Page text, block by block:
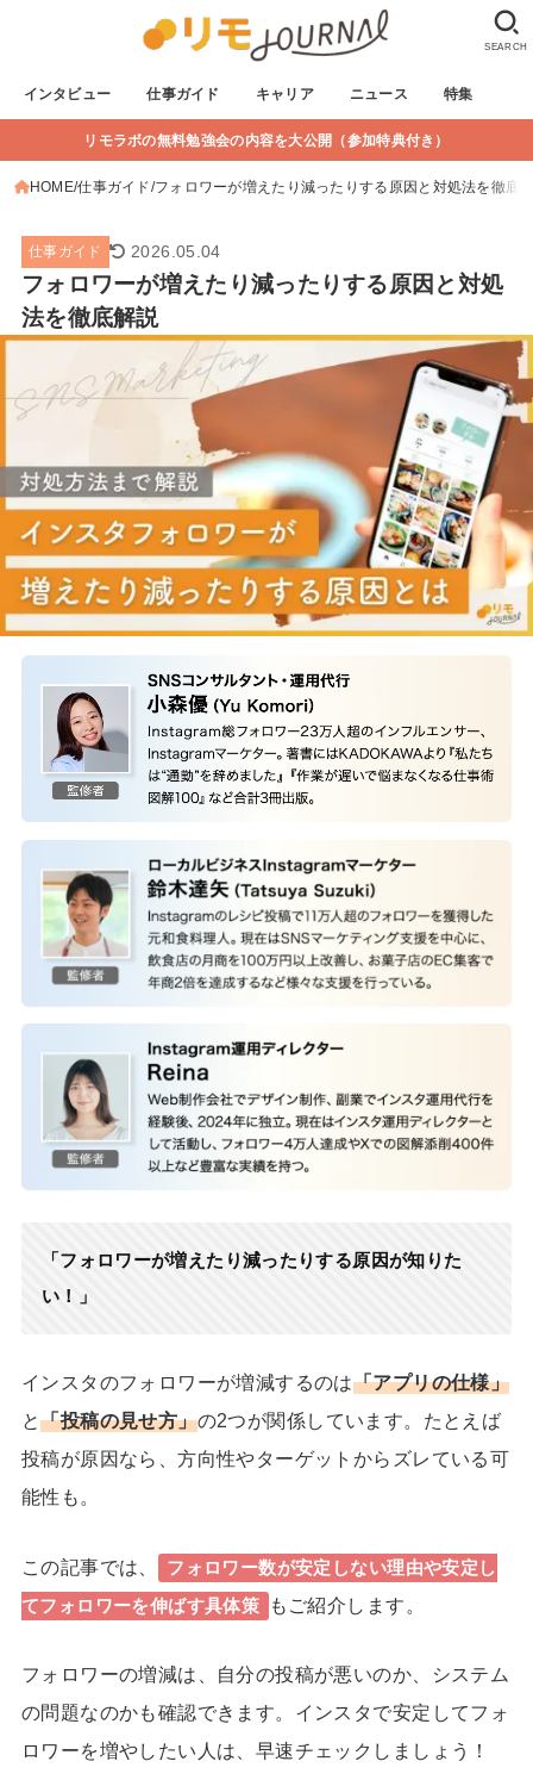
インタビュー 仕事ガイド キャリア ニュース 特集
SEARCH
リモラボの無料勉強会の内容を大公開（参加特典付き）
HOME 仕事ガイド フォロワーが増えたり減ったりする原因と対処法を徹底
仕事ガイド 2026.05.04
フォロワーが増えたり減ったりする原因と対処
法を徹底解説
「フォロワーが増えたり減ったりする原因が知りた
い！」
インスタのフォロワーが増減するのは「アプリの仕様」
と「投稿の見せ方」の2つが関係しています。たとえば
投稿が原因なら、方向性やターゲットからズレている可
能性も。
この記事では、
フォロワー数が安定しない理由や安定し
てフォロワーを伸ばす具体策
もご紹介します。
フォロワーの増減は、自分の投稿が悪いのか、システム
の問題なのかも確認できます。インスタで安定してフォ
ロワーを増やしたい人は、早速チェックしましょう！